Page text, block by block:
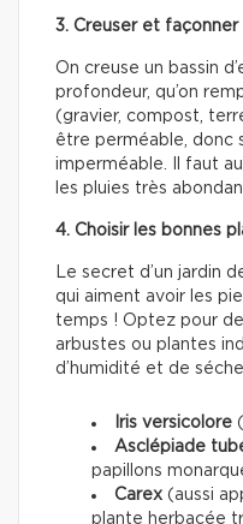
3. Creuser et façonner
On creuse un bassin
profondeur, qu’on
(gravier, compost,
être perméable, donc
imperméable. Il faut
les pluies très
4. Choisir les bonnes
Le secret d’un jardin
qui aiment avoir les
temps ! Optez pour
arbustes ou plantes
d’humidité et de
Iris versicolore
Asclépiade
papillons
Carex (aussi
plante herbacée